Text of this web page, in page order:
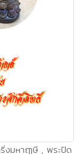
งมหาฤๅษี , พระปิด